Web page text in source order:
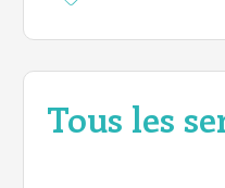
Tous les